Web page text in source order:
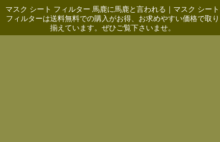
マスク シート フィルター 馬鹿に馬鹿と言われる ｜ マスク シート
フィルターは送料無料での購入がお得、お求めやすい価格で取り
揃えています。ぜひご覧下さいませ。